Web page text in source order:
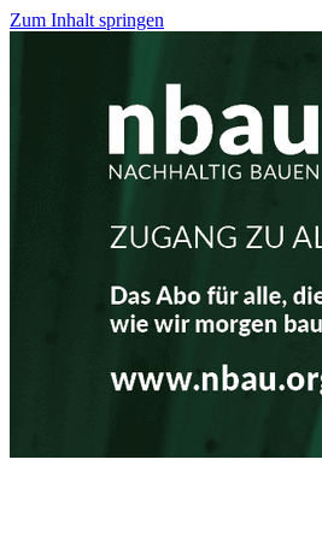
Zum Inhalt springen